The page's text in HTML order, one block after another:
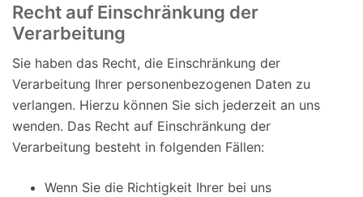
Recht auf Einschränkung der
Verarbeitung
Sie haben das Recht, die Einschränkung der
Verarbeitung Ihrer personenbezogenen Daten zu
verlangen. Hierzu können Sie sich jederzeit an uns
wenden. Das Recht auf Einschränkung der
Verarbeitung besteht in folgenden Fällen:
Wenn Sie die Richtigkeit Ihrer bei uns